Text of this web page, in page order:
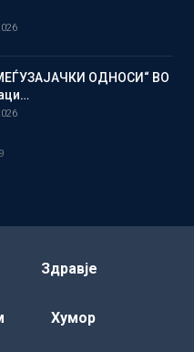
ОДНОСИ“ ВО
Здравје
Хумор